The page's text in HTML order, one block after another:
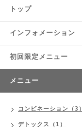
トップ
インフォメーション
初回限定メニュー
メニュー
コンビネーション（3）
デトックス（1）